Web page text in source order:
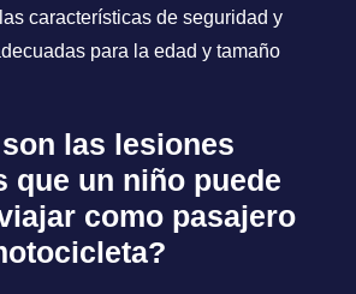
características de seguridad y
para la edad y tamaño
las lesiones
que un niño puede
como pasajero